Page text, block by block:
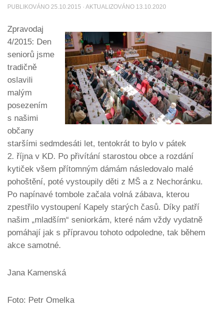
PUBLIKOVÁNO 25.10.2015 · AKTUALIZOVÁNO 13.10.2020
Zpravodaj
4/2015: Den
seniorů jsme
tradičně
oslavili
malým
posezením
s našimi
občany
staršími sedmdesáti let, tentokrát to bylo v pátek
2. října v KD. Po přivítání starostou obce a rozdání
kytiček všem přítomným dámám následovalo malé
pohoštění, poté vystoupily děti z MŠ a z Nechoránku.
Po napínavé tombole začala volná zábava, kterou
zpestřilo vystoupení Kapely starých časů. Díky patří
našim „mladším“ seniorkám, které nám vždy vydatně
pomáhají jak s přípravou tohoto odpoledne, tak během
akce samotné.
Jana Kamenská
Foto: Petr Omelka